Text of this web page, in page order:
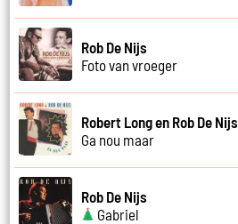
Rob De Nijs
Foto van vroeger
Robert Long en Rob De Nijs
Ga nou maar
Rob De Nijs
Gabriel